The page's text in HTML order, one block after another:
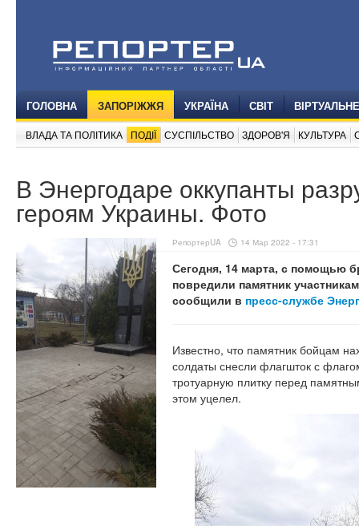
ГОЛОВНА ЗАПОРІЖЖЯ УКРАЇНА СВІТ
ВЛАДА ТА ПОЛІТИКА ПОДІЇ СУСПІЛЬСТВО ЗДОРОВ'Я КУЛЬТУРА
В Энергодаре оккупанты
героям Украины. Фото
РепортерUA 14 Мар 2022 - 17:31
Сегодня, 14 марта, с помощью
повредили памятник
сообщили в пресс-службе
Известно, что памятник бойцам
солдаты снесли флагшток с
тротуарную плитку перед
этом уцелел.